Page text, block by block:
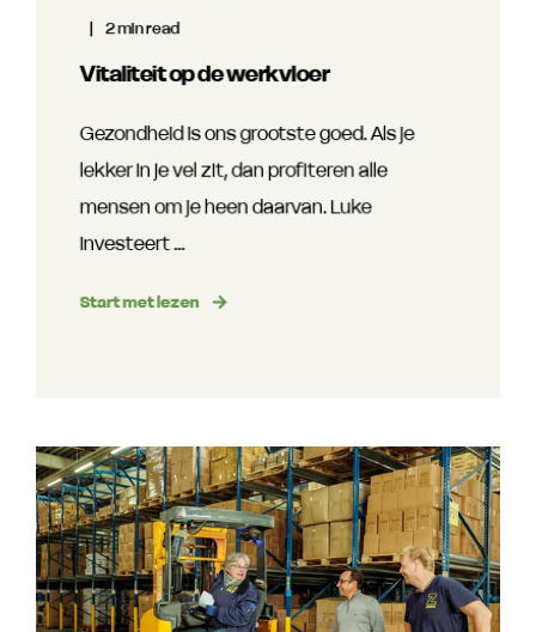
2 min read
Vitaliteit op de werkvloer
Gezondheid is ons grootste goed. Als je
lekker in je vel zit, dan profiteren alle
mensen om je heen daarvan. Luke
investeert ...
Start met lezen